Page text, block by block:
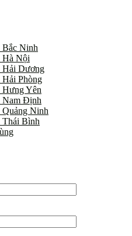
Bắc Ninh
Hà Nội
Hải Dương
Hải Phòng
Hưng Yên
Nam Định
Quảng Ninh
Thái Bình